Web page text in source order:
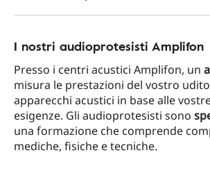
I nostri audioprotesisti Amplifon
Presso i centri acustici Amplifon, un
misura le prestazioni del vostro
apparecchi acustici in base alle
esigenze. Gli audioprotesisti sono
una formazione che comprende
mediche, fisiche e tecniche.